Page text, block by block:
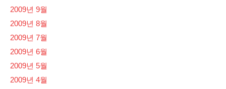
2009년 9월
2009년 8월
2009년 7월
2009년 6월
2009년 5월
2009년 4월